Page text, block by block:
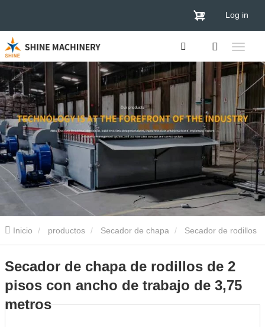
Log in
Inicio productos Secador de chapa Secador de rodillos
de chapa
trabajo de 3,75 metros
Secador de chapa de rodillos de 2
pisos con ancho de trabajo de 3,75
metros